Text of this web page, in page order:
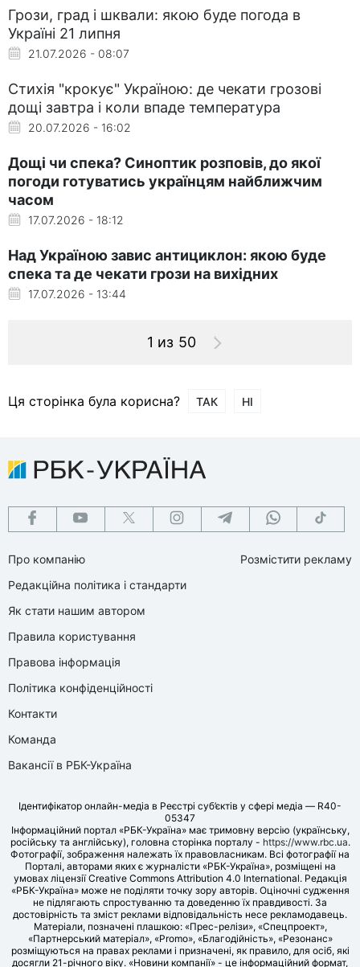
Грози, град і шквали: якою буде погода в
Україні 21 липня
21.07.2026 - 08:07
Стихія "крокує" Україною: де чекати грозові
дощі завтра і коли впаде температура
20.07.2026 - 16:02
Дощі чи спека? Синоптик розповів, до якої
погоди готуватись українцям найближчим
часом
17.07.2026 - 18:12
Над Україною завис антициклон: якою буде
спека та де чекати грози на вихідних
17.07.2026 - 13:44
1 из 50
Ця сторінка була корисна? ТАК НІ
Про компанію
Редакційна політика і стандарти
Як стати нашим автором
Правила користування
Правова інформація
Політика конфіденційності
Контакти
Команда
Вакансії в РБК-Україна
Розмістити рекламу
Ідентифікатор онлайн-медіа в Реєстрі суб’єктів у сфері медіа — R40-
05347
Інформаційний портал «РБК-Україна» має тримовну версію (українську,
російську та англійську), головна сторінка порталу - https://www.rbc.ua.
Фотографії, зображення належать їх правовласникам. Всі фотографії на
Порталі, авторами яких є журналісти «РБК-Україна», розміщені на
умовах ліцензії Creative Commons Attribution 4.0 International. Редакція
«РБК-Україна» може не поділяти точку зору авторів. Оціночні судження
не підлягають спростуванню та доведенню їх правдивості. За
достовірність та зміст реклами відповідальність несе рекламодавець.
Матеріали, позначені плашкою: «Прес-релізи», «Спецпроект»,
«Партнерський матеріал», «Promo», «Благодійність», «Резонанс»
розміщуються на правах реклами і призначені, як правило, для осіб, які
досягли 21-річного віку. «Новини компанії» - це інформаційний формат,